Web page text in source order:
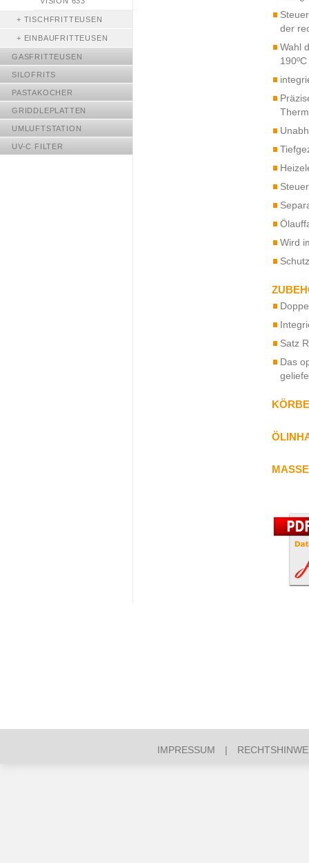
+ TISCHFRITTEUSEN
+ EINBAUFRITTEUSEN
GASFRITTEUSEN
SILOFRITS
PASTAKOCHER
GRIDDLEPLATTEN
UMLUFTSTATION
UV-C FILTER
der
Wahl
190ºC
Wird
Satz
Das
IMPRESSUM